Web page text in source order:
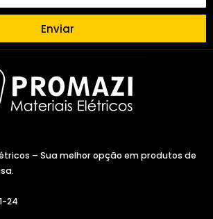
Enviar
– Sua melhor opção em produtos de
24